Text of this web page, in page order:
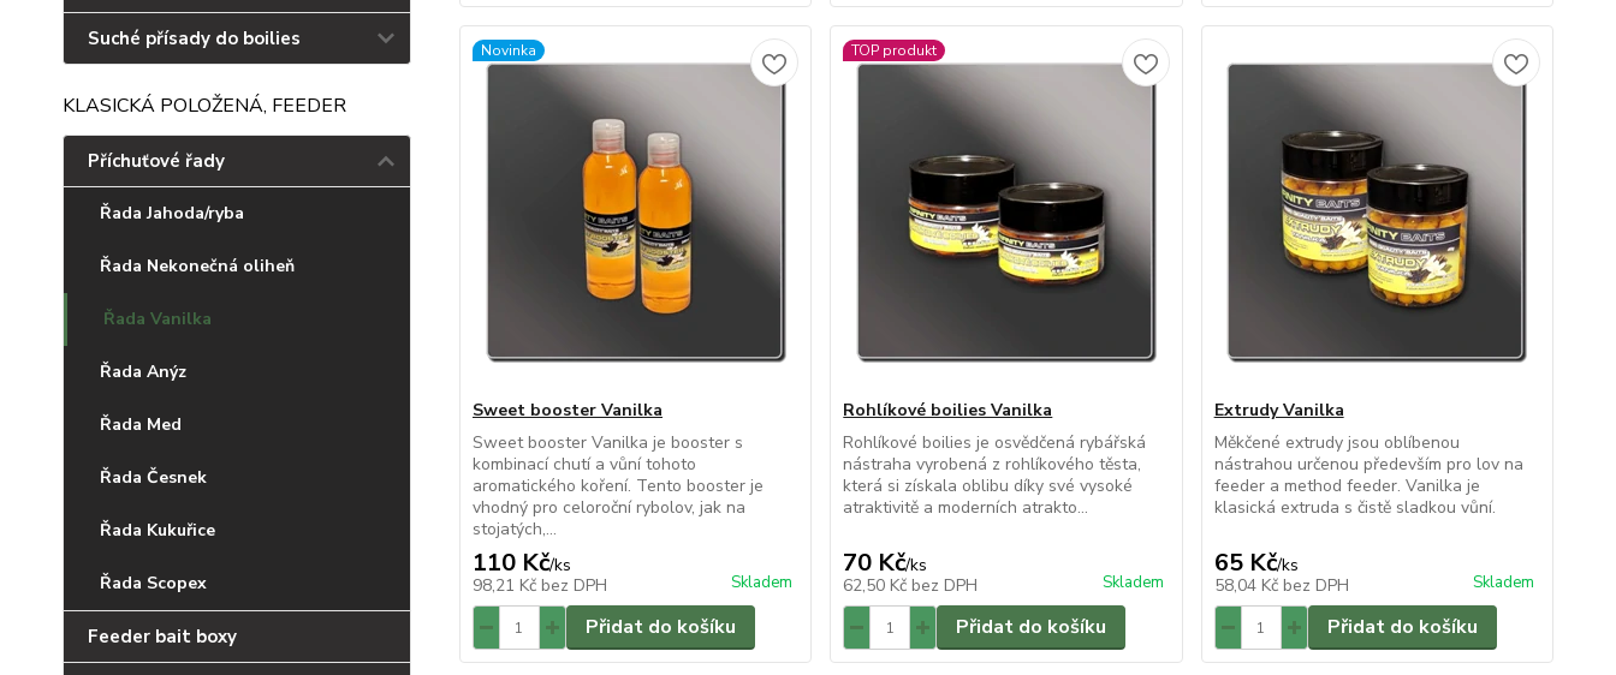
Suché přísady do boilies
KLASICKÁ POLOŽENÁ, FEEDER
Příchuťové řady
Řada Jahoda/ryba
Řada Nekonečná oliheň
Řada Vanilka
Řada Anýz
Řada Med
Řada Česnek
Řada Kukuřice
Řada Scopex
Feeder bait boxy
Novinka
Sweet booster Vanilka
Sweet booster Vanilka je booster s
kombinací chutí a vůní tohoto
aromatického koření. Tento booster je
vhodný pro celoroční rybolov, jak na
stojatých,...
110 Kč/ks
98,21 Kč bez DPH Skladem
Přidat do košíku
TOP produkt
Rohlíkové boilies Vanilka
Rohlíkové boilies je osvědčená rybářská
nástraha vyrobená z rohlíkového těsta,
která si získala oblibu díky své vysoké
atraktivitě a moderních atrakto...
70 Kč/ks
62,50 Kč bez DPH Skladem
Přidat do košíku
Extrudy Vanilka
Měkčené extrudy jsou oblíbenou
nástrahou určenou především pro lov na
feeder a method feeder. Vanilka je
klasická extruda s čistě sladkou vůní.
65 Kč/ks
58,04 Kč bez DPH Skladem
Přidat do košíku